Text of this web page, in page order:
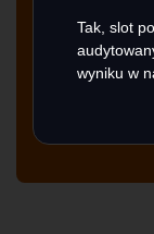
Tak, slot
wyniku w